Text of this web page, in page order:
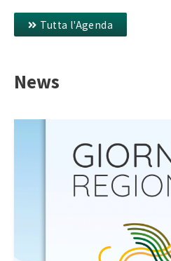
Tutta l'Agenda
News